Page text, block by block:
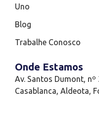
Uno
Blog
Trabalhe Conosco
Onde Estamos
Av. Santos Dumont, nº
Casablanca, Aldeota,